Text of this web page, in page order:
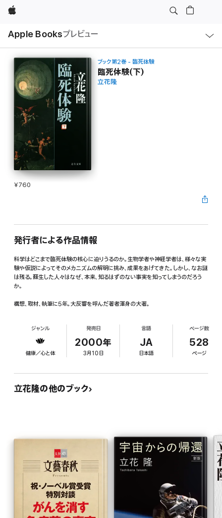
Apple
Apple Booksプレビュー
ル
ブック第2巻 - 臨死体験
臨死体験(下)
立花隆
¥760
発行者による作品情報
科学はどこまで臨死体験の核心に迫りうるのか。生物学者や神経学者は、様々な実
験や仮説によってそのメカニズムの解明に挑み、成果をあげてきた。しかし、なお謎
は残る。蘇生した人々はなぜ、本来、知るはずのない事実を知ってしまうのだろう
か。
構想、取材、執筆に5年。大反響を呼んだ著者渾身の大著。
ジャンル
健康／心と体
発売日
2000年
3月10日
言語
JA
日本語
ページ数
528
ページ
立花隆の他のブック